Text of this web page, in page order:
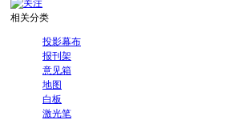
相关分类
投影幕布
报刊架
意见箱
地图
白板
激光笔